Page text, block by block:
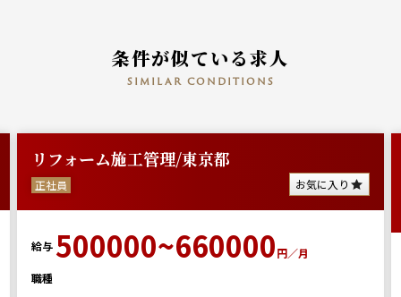
条件が似ている求人
similar conditions
リフォーム施工管理/東京都
正社員 お気に入り
給与 500000~660000円／月
職種